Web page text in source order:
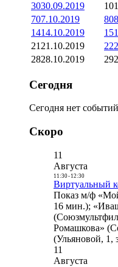
3030.09.2019 1
707.10.2019 8
1414.10.2019 15
21 21.10.2019 22
2828.10.2019 29
Сегодня
Сегодня нет событий
Скоро
11
Августа
11:30- 12:30
Виртуальный
Показ м/ф
16 мин.);
Ромашкова»
(Ульяновой, 1,
11
Августа